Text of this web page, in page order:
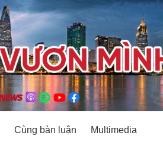
Cùng bàn luận Multimedia